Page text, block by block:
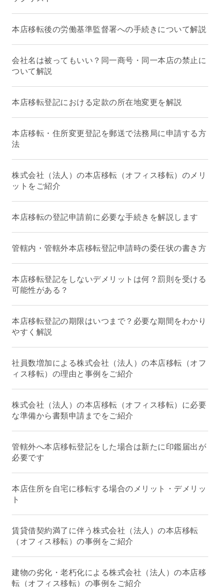
本店移転後の労働基準監督署への手続きについて解説
会社名は被ってもいい？同一商号・同一本店の禁止に
ついて解説
本店移転登記における定款の所在地変更を解説
本店移転・住所変更登記を郵送で法務局に申請する方
法
株式会社（法人）の本店移転（オフィス移転）のメリ
ットをご紹介
本店移転の登記申請前に必要な手続きを解説します
管轄内・管轄外本店移転登記申請時の委任状の書き方
本店移転登記をしないデメリットは何？罰則を受ける
可能性がある？
本店移転登記の期限はいつまで？必要な期間をわかり
やすく解説
社員数増加による株式会社（法人）の本店移転（オフ
ィス移転）の理由と事例をご紹介
株式会社（法人）の本店移転（オフィス移転）に必要
な準備から書類申請までをご紹介
管轄外へ本店移転登記をした場合は新たに印鑑届出が
必要です
本店住所を自宅に移転する場合のメリット・デメリッ
ト
賃貸借契約満了に伴う株式会社（法人）の本店移転
（オフィス移転）の事例をご紹介
建物の劣化・老朽化による株式会社（法人）の本店移
転（オフィス移転）の事例をご紹介